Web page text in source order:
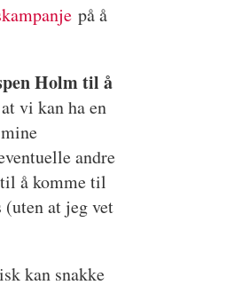
på å
Holm til å
vi kan ha en
andre
å komme til
at jeg vet
kan snakke